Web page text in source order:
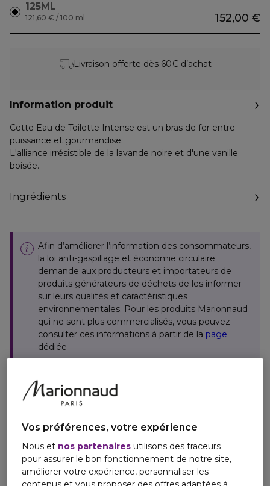
125ML
152,00 €
121,60 € / 100 ml
Livraison offerte dès 60€ d’achat
Information produit
Cette Eau de Toilette Intense est un bras de fer entre
puissance et gourmandise.
L'alliance irrésistible de la lavande noire et d'une vanille
boisée.
Ingrédients
Afin d’améliorer l’information des consommateurs,
la loi anti-gaspillage et économie circulaire
demande aux producteurs et importateurs de
produits générateurs de déchets de les informer
sur leurs qualités et caractéristiques
environnementales. Pour les produits Marionnaud
qui ne sont plus commercialisés, vous pouvez
consulter ces informations à partir de la page
dédiée
Personne responsable
contact.customers@jpgaultier.fr
Vos préférences, votre expérience
Nous et nos partenaires utilisons des traceurs
pour assurer le bon fonctionnement de notre site,
améliorer votre expérience, personnaliser les